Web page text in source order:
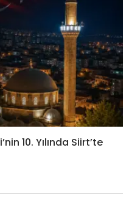
10. Yılında Siirt’te